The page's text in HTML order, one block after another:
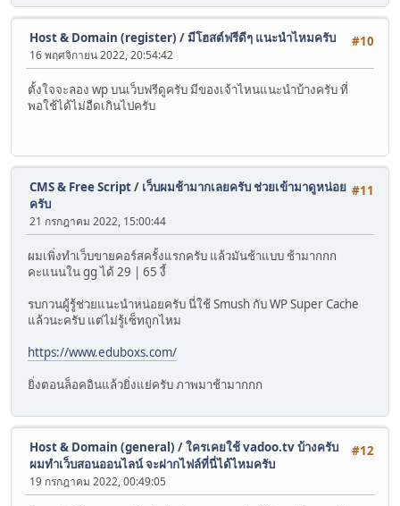
#10
Host & Domain (register) / มีโฮสต์ฟรีดีๆ แนะนำไหมครับ
16 พฤศจิกายน 2022, 20:54:42
ตั้งใจจะลอง wp บนเว็บฟรีดูครับ มีของเจ้าไหนแนะนำบ้างครับ ที่
พอใช้ได้ไม่อืดเกินไปครับ
#11
CMS & Free Script/ เว็บผมช้ามากเลยครับ ช่วยเข้ามาดูหน่อย
ครับ
21 กรกฎาคม 2022, 15:00:44
ผมเพิ่งทำเว็บขายคอร์สครั้งแรกครับ แล้วมันช้าแบบ ช้ามากกก
คะแนนใน gg ได้ 29 | 65 งี้
รบกวนผู้รู้ช่วยแนะนำหน่อยครับ นี่ใช้ Smush กับ WP Super Cache
แล้วนะครับ แต่ไม่รู้เซ็ทถูกไหม
https://www.eduboxs.com/
ยิ่งตอนล็อคอินแล้วยิ่งแย่ครับ ภาพมาช้ามากกก
#12
Host & Domain (general) /ใครเคยใช้ vadoo.tv บ้างครับ
ผมทำเว็บสอนออนไลน์ จะฝากไฟล์ที่นี่ได้ไหมครับ
19 กรกฎาคม 2022, 00:49:05